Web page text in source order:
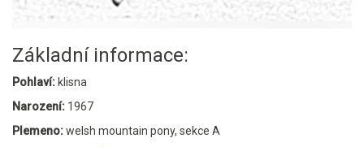
Základní informace:
Pohlaví: klisna
Narození: 1967
Plemeno:welsh mountain pony, sekce A